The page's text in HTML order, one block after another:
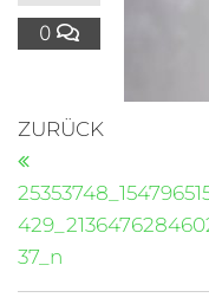
0
ZURÜCK
37_n